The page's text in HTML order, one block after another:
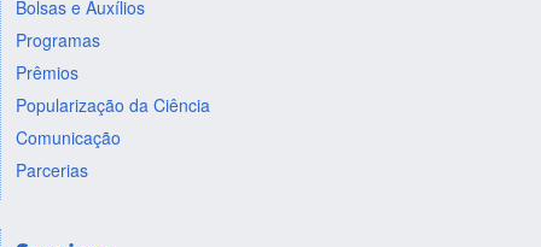
Bolsas e Auxílios
Programas
Prêmios
Popularização da Ciência
Comunicação
Parcerias